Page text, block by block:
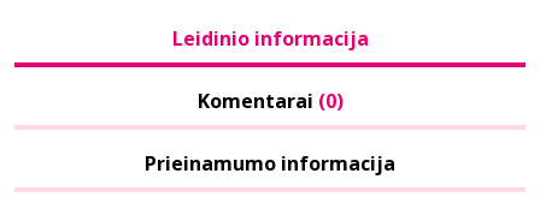
Leidinio informacija
Komentarai (0)
Prieinamumo informacija